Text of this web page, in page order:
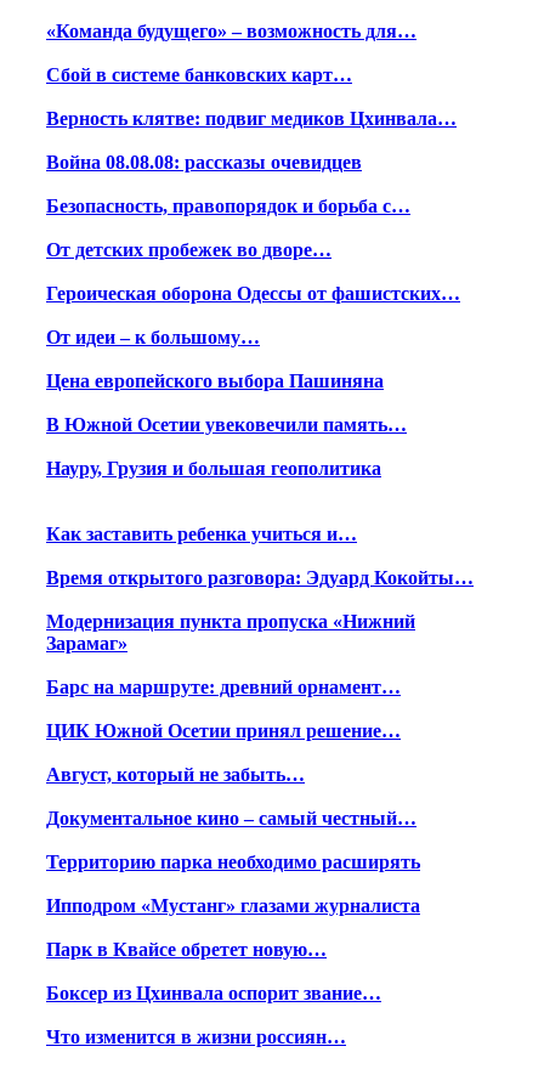
«Команда будущего» – возможность для…
Сбой в системе банковских карт…
Верность клятве: подвиг медиков Цхинвала…
Война 08.08.08: рассказы очевидцев
Безопасность, правопорядок и борьба с…
От детских пробежек во дворе…
Героическая оборона Одессы от фашистских…
От идеи – к большому…
Цена европейского выбора Пашиняна
В Южной Осетии увековечили память…
Науру, Грузия и большая геополитика
Как заставить ребенка учиться и…
Время открытого разговора: Эдуард Кокойты…
Модернизация пункта пропуска «Нижний
Зарамаг»
Барс на маршруте: древний орнамент…
ЦИК Южной Осетии принял решение…
Август, который не забыть…
Документальное кино – самый честный…
Территорию парка необходимо расширять
Ипподром «Мустанг» глазами журналиста
Парк в Квайсе обретет новую…
Боксер из Цхинвала оспорит звание…
Что изменится в жизни россиян…